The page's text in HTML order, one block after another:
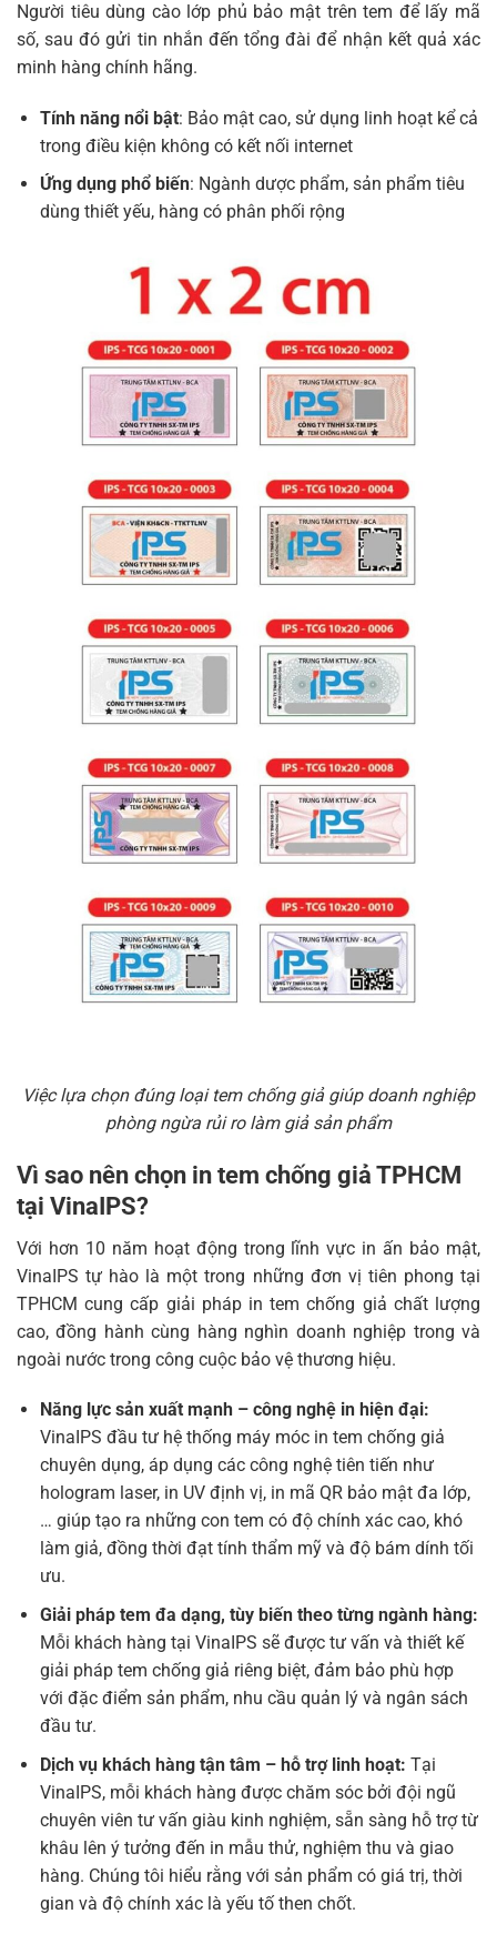
Người tiêu dùng cào lớp phủ bảo mật trên tem để lấy mã
số, sau đó gửi tin nhắn đến tổng đài để nhận kết quả xác
minh hàng chính hãng.
Tính năng nổi bật: Bảo mật cao, sử dụng linh hoạt kể cả
trong điều kiện không có kết nối internet
Ứng dụng phổ biến: Ngành dược phẩm, sản phẩm tiêu
dùng thiết yếu, hàng có phân phối rộng
Việc lựa chọn đúng loại tem chống giả giúp doanh nghiệp
phòng ngừa rủi ro làm giả sản phẩm
Vì sao nên chọn in tem chống giả TPHCM
tại VinaIPS?
Với hơn 10 năm hoạt động trong lĩnh vực in ấn bảo mật,
VinaIPS tự hào là một trong những đơn vị tiên phong tại
TPHCM cung cấp giải pháp in tem chống giả chất lượng
cao, đồng hành cùng hàng nghìn doanh nghiệp trong và
ngoài nước trong công cuộc bảo vệ thương hiệu.
Năng lực sản xuất mạnh – công nghệ in hiện đại:
VinaIPS đầu tư hệ thống máy móc in tem chống giả
chuyên dụng, áp dụng các công nghệ tiên tiến như
hologram laser, in UV định vị, in mã QR bảo mật đa lớp,
… giúp tạo ra những con tem có độ chính xác cao, khó
làm giả, đồng thời đạt tính thẩm mỹ và độ bám dính tối
ưu.
Giải pháp tem đa dạng, tùy biến theo từng ngành hàng:
Mỗi khách hàng tại VinaIPS sẽ được tư vấn và thiết kế
giải pháp tem chống giả riêng biệt, đảm bảo phù hợp
với đặc điểm sản phẩm, nhu cầu quản lý và ngân sách
đầu tư.
Dịch vụ khách hàng tận tâm – hỗ trợ linh hoạt: Tại
VinaIPS, mỗi khách hàng được chăm sóc bởi đội ngũ
chuyên viên tư vấn giàu kinh nghiệm, sẵn sàng hỗ trợ từ
khâu lên ý tưởng đến in mẫu thử, nghiệm thu và giao
hàng. Chúng tôi hiểu rằng với sản phẩm có giá trị, thời
gian và độ chính xác là yếu tố then chốt.